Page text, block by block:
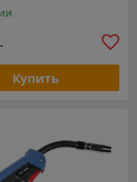
- 60%, 5
Купить